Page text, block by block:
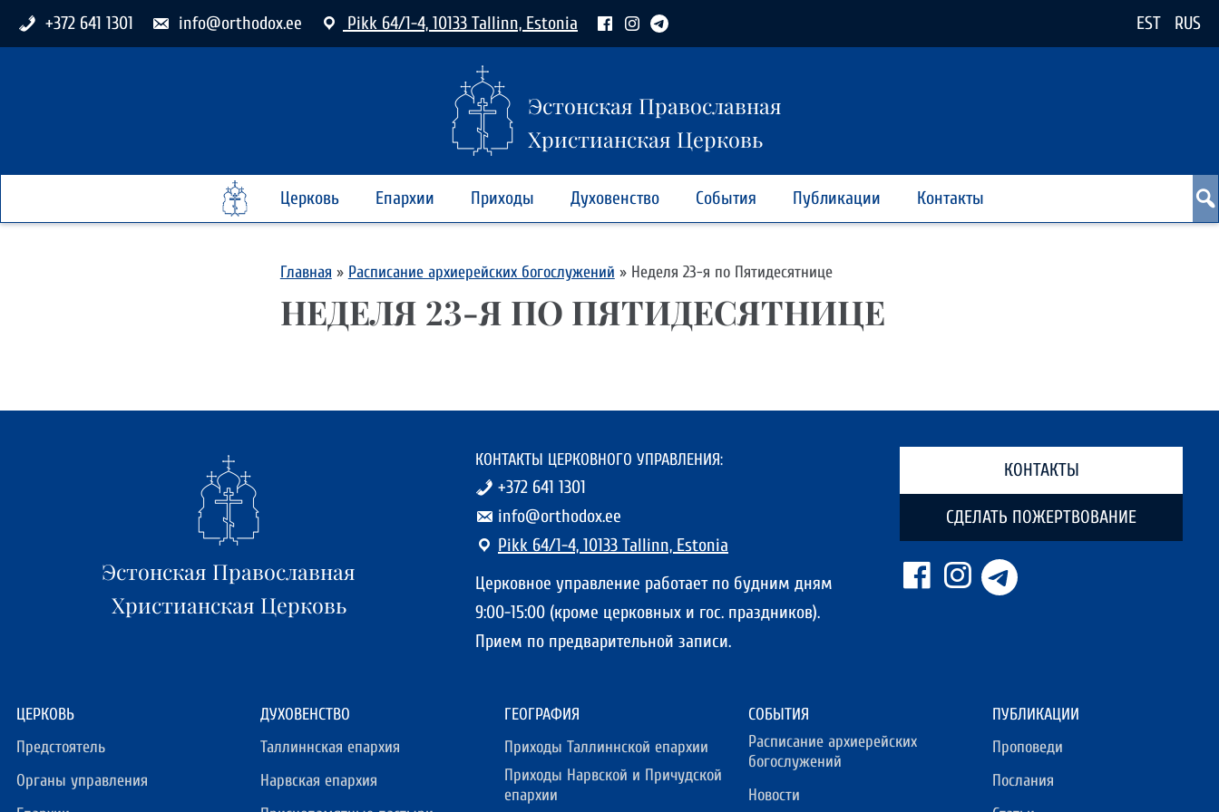
+372 641 1301 info@orthodox.ee Pikk 64/1-4, 10133 Tallinn, Estonia EST RUS
Эстонская Православная
Христианская Церковь
Церковь Епархии Приходы Духовенство События Публикации Контакты
Главная » Расписание архиерейских богослужений » Неделя 23-я по Пятидесятнице
НЕДЕЛЯ 23-Я ПО ПЯТИДЕСЯТНИЦЕ
Эстонская Православная
Христианская Церковь
КОНТАКТЫ ЦЕРКОВНОГО УПРАВЛЕНИЯ:
+372 641 1301
info@orthodox.ee
Pikk 64/1-4, 10133 Tallinn, Estonia
Церковное управление работает по будним дням
9:00-15:00 (кроме церковных и гос. праздников).
Прием по предварительной записи.
КОНТАКТЫ
СДЕЛАТЬ ПОЖЕРТВОВАНИЕ
ЦЕРКОВЬ
Предстоятель
Органы управления
ДУХОВЕНСТВО
Таллиннская епархия
Нарвская епархия
ГЕОГРАФИЯ
Приходы Таллиннской епархии
Приходы Нарвской и Причудской
епархии
СОБЫТИЯ
Расписание архиерейских
богослужений
Новости
ПУБЛИКАЦИИ
Проповеди
Послания